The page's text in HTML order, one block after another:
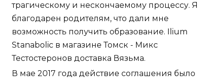
трагическому и нескончаемому процессу. Я
благодарен родителям, что дали мне
возможность получить образование. Ilium
Stanabolic в магазине Томск - Микс
Тестостеронов доставка Вязьма.
В мае 2017 года действие соглашения было